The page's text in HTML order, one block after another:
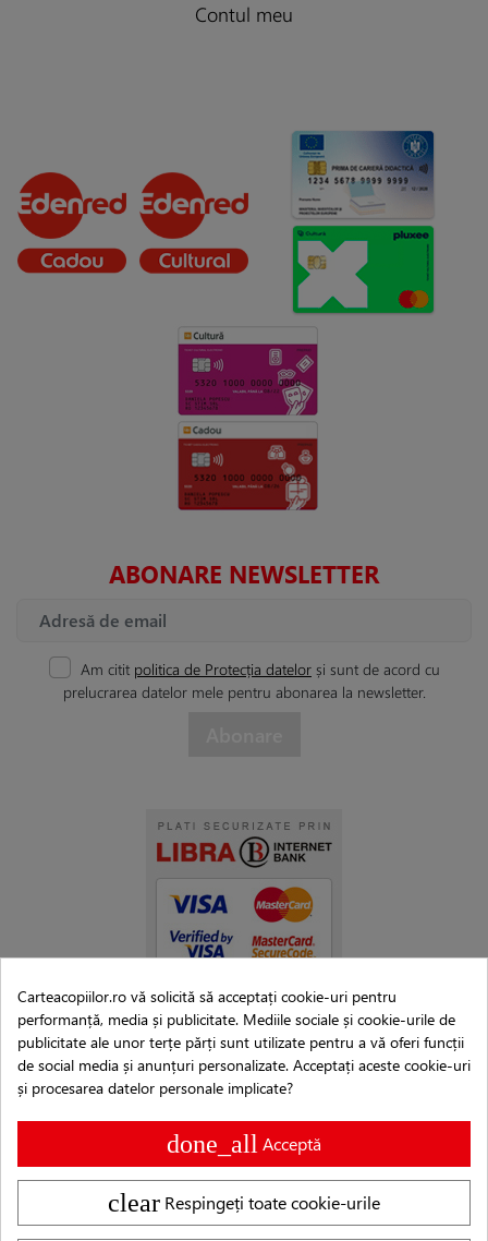
Contul meu
ABONARE NEWSLETTER
Am citit politica de Protecția datelor și sunt de acord cu
prelucrarea datelor mele pentru abonarea la newsletter.
Copyright © 2007–2026 Editura Cartea Copiilor®
Carteacopiilor.ro vă solicită să acceptați cookie-uri pentru
performanță, media și publicitate. Mediile sociale și cookie-urile de
publicitate ale unor terțe părți sunt utilizate pentru a vă oferi funcții
de social media și anunțuri personalizate. Acceptați aceste cookie-uri
și procesarea datelor personale implicate?
done_all Acceptă
clear Respingeți toate cookie-urile